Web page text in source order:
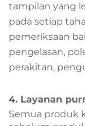
tampilan yang
pada setiap
pemeriksaan
pengelasan,
perakitan,
4. Layanan
Semua produk